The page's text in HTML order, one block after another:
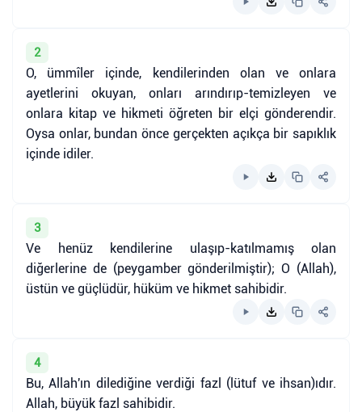
2
O, ümmîler içinde, kendilerinden olan ve onlara
ayetlerini okuyan, onları arındırıp-temizleyen ve
onlara kitap ve hikmeti öğreten bir elçi gönderendir.
Oysa onlar, bundan önce gerçekten açıkça bir sapıklık
içinde idiler.
3
Ve henüz kendilerine ulaşıp-katılmamış olan
diğerlerine de (peygamber gönderilmiştir); O (Allah),
üstün ve güçlüdür, hüküm ve hikmet sahibidir.
4
Bu, Allah'ın dilediğine verdiği fazl (lütuf ve ihsan)ıdır.
Allah, büyük fazl sahibidir.